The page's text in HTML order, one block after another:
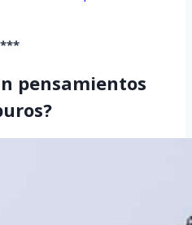
***
pensamientos